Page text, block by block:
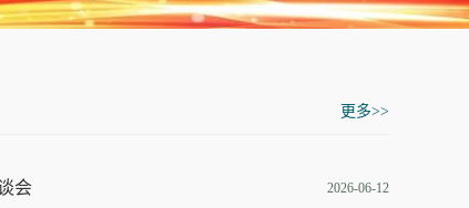
更多>>
会 2026-06-12